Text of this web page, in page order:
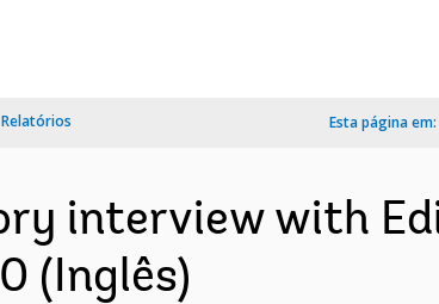
Esta página em:
interview with
(Inglês)